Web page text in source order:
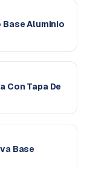
Base Aluminio
Con Tapa De
Base